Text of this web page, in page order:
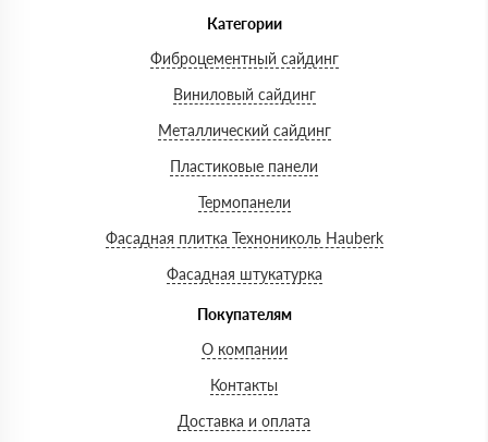
Категории
Фиброцементный сайдинг
Виниловый сайдинг
Металлический сайдинг
Пластиковые панели
Термопанели
Фасадная плитка Технониколь Hauberk
Фасадная штукатурка
Покупателям
О компании
Контакты
Доставка и оплата